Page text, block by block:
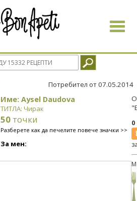
Toggle
Потребител от 07.05.2014
Име: Aysel Daudova
ТИТЛА: Чирак
50 точки
Разберете как да печелите повече значки >>
За мен: